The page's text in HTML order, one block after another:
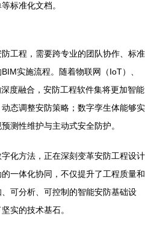
标准化文档。
工程，需要跨专业的团队协作、标准
实施流程。随着物联网（IoT）、
度融合，安防工程软件集将更加智能
态调整安防策略；数字孪生体能够实
测性维护与主动式安全防护。
化方法，正在深刻变革安防工程设计
一体化协同，不仅提升了工程质量和
可分析、可控制的智能安防基础设
实的技术基石。